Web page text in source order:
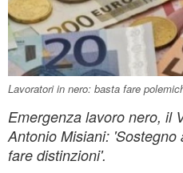
Lavoratori in nero: basta fare
Emergenza lavoro nero, il
Antonio Misiani:
fare distinzioni'.